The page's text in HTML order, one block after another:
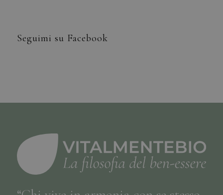
Seguimi su Facebook